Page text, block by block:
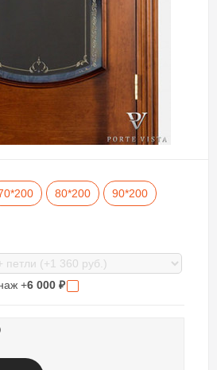
80*200 90*200
+6 000 ₽